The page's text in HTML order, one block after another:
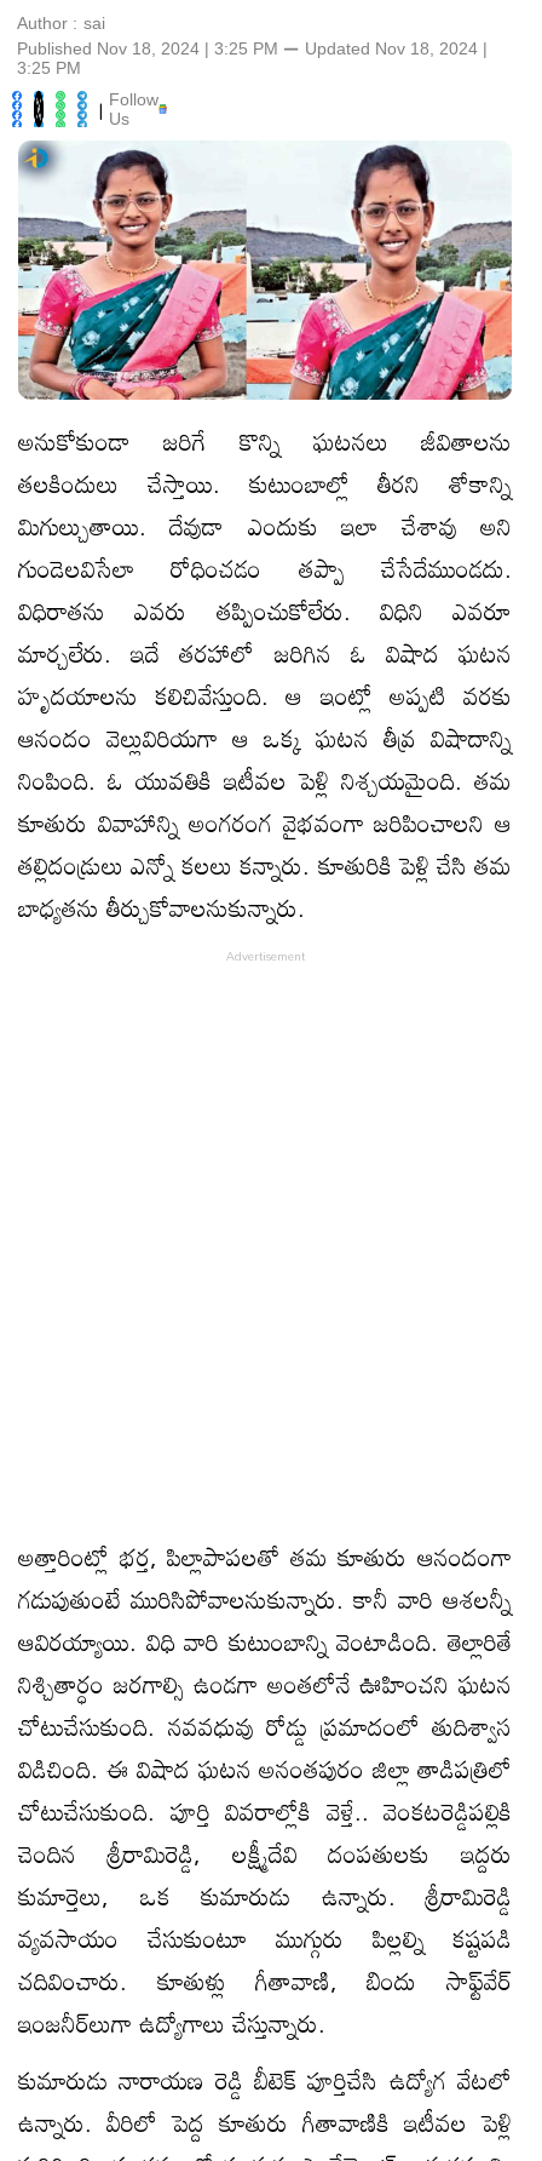
Author : sai
Published Nov 18, 2024 | 3:25 PM ⚊ Updated Nov 18, 2024 |
3:25 PM
| Follow
Us
అనుకోకుండా జరిగే కొన్ని ఘటనలు జీవితాలను
తలకిందులు చేస్తాయి. కుటుంబాల్లో తీరని శోకాన్ని
మిగుల్చుతాయి. దేవుడా ఎందుకు ఇలా చేశావు అని
గుండెలవిసేలా రోధించడం తప్పా చేసేదేముండదు.
విధిరాతను ఎవరు తప్పించుకోలేరు. విధిని ఎవరూ
మార్చలేరు. ఇదే తరహాలో జరిగిన ఓ విషాద ఘటన
హృదయాలను కలిచివేస్తుంది. ఆ ఇంట్లో అప్పటి వరకు
ఆనందం వెల్లువిరియగా ఆ ఒక్క ఘటన తీవ్ర విషాదాన్ని
నింపింది. ఓ యువతికి ఇటీవల పెళ్లి నిశ్చయమైంది. తమ
కూతురు వివాహాన్ని అంగరంగ వైభవంగా జరిపించాలని ఆ
తల్లిదండ్రులు ఎన్నో కలలు కన్నారు. కూతురికి పెళ్లి చేసి తమ
బాధ్యతను తీర్చుకోవాలనుకున్నారు.
అత్తారింట్లో భర్త, పిల్లాపాపలతో తమ కూతురు ఆనందంగా
గడుపుతుంటే మురిసిపోవాలనుకున్నారు. కానీ వారి ఆశలన్నీ
ఆవిరయ్యాయి. విధి వారి కుటుంబాన్ని వెంటాడింది. తెల్లారితే
నిశ్చితార్ధం జరగాల్సి ఉండగా అంతలోనే ఊహించని ఘటన
చోటుచేసుకుంది. నవవధువు రోడ్డు ప్రమాదంలో తుదిశ్వాస
విడిచింది. ఈ విషాద ఘటన అనంతపురం జిల్లా తాడిపత్రిలో
చోటుచేసుకుంది. పూర్తి వివరాల్లోకి వెళ్తే.. వెంకటరెడ్డిపల్లికి
చెందిన శ్రీరామిరెడ్డి, లక్ష్మీదేవి దంపతులకు ఇద్దరు
కుమార్తెలు, ఒక కుమారుడు ఉన్నారు. శ్రీరామిరెడ్డి
వ్యవసాయం చేసుకుంటూ ముగ్గురు పిల్లల్ని కష్టపడి
చదివించారు. కూతుళ్లు గీతావాణి, బిందు సాఫ్ట్‌వేర్
ఇంజనీర్‌లుగా ఉద్యోగాలు చేస్తున్నారు.
కుమారుడు నారాయణ రెడ్డి బీటెక్ పూర్తిచేసి ఉద్యోగ వేటలో
ఉన్నారు. వీరిలో పెద్ద కూతురు గీతావాణికి ఇటీవల పెళ్లి